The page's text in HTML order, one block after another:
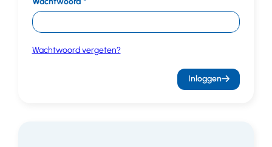
Wachtwoord vergeten?
Inloggen